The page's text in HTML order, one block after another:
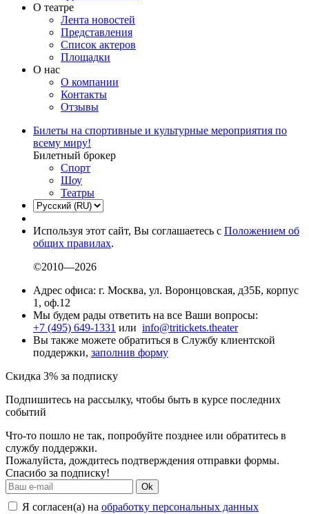
О театре
Лента новостей
Представления
Список актеров
Площадки
О нас
О компании
Контакты
Отзывы
Билеты на спортивные и культурные мероприятия по
всему миру!
Билетный брокер
Спорт
Шоу
Театры
Используя этот сайт, Вы соглашаетесь с Положением об
общих правилах.
©2010—2026
Адрес офиса: г. Москва, ул. Воронцовская, д35Б, корпус
1, оф.12
Мы будем рады ответить на все Ваши вопросы:
+7 (495) 649-1331 или info@tritickets.theater
Вы также можете обратиться в Службу клиентской
поддержки, заполнив форму
Скидка 3% за подписку
Подпишитесь на рассылку, чтобы быть в курсе последних
событий
Что-то пошло не так, попробуйте позднее или обратитесь в
службу поддержки.
Пожалуйста, дождитесь подтверждения отправки формы.
Спасибо за подписку!
Ok
Я согласен(а) на обработку персональных данных